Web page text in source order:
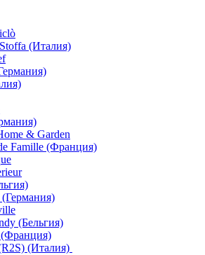
(Италия)
& Garden
Famille (Франция)
(Бельгия)
(Франция)
(Италия)